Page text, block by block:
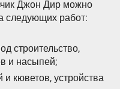
Джон Дир можно
следующих работ:
строительство,
и насыпей;
кюветов, устройства